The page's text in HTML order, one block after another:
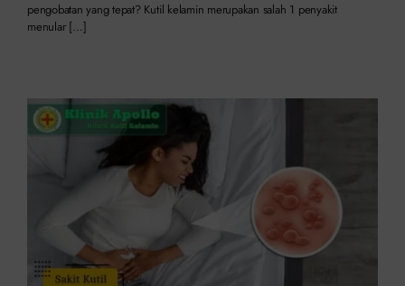
pengobatan yang tepat? Kutil kelamin merupakan salah 1 penyakit
menular […]